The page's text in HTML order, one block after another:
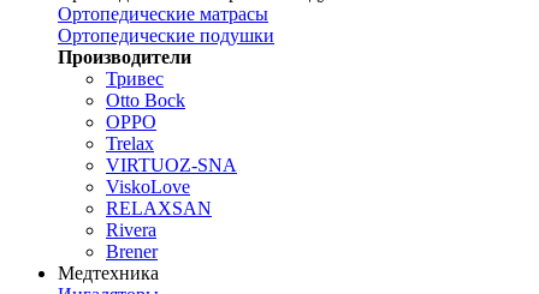
Ортопедические матрасы
Ортопедические подушки
Производители
Тривес
Otto Bock
OPPO
Trelax
VIRTUOZ-SNA
ViskoLove
RELAXSAN
Rivera
Brener
Медтехника